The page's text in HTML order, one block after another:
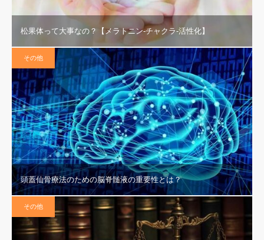
松果体って大事なの？【メラトニン‐チャクラ‐活性化】
その他
頭蓋仙骨療法のための脳脊髄液の重要性とは？
その他